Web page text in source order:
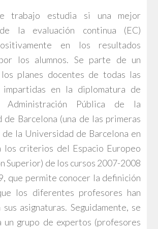
trabajo estudia si una mejor
la evaluación continua (EC)
en los resultados
los alumnos. Se parte de un
planes docentes de todas las
impartidas en la diplomatura de
Administración Pública de la
de Barcelona (una de las primeras
la Universidad de Barcelona en
los criterios del Espacio Europeo
Superior) de los cursos 2007-2008
que permite conocer la definición
los diferentes profesores han
asignaturas. Seguidamente, se
un grupo de expertos (profesores